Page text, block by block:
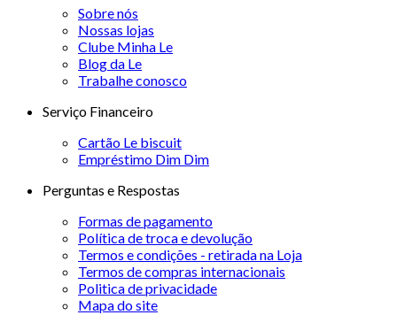
Sobre nós
Nossas lojas
Clube Minha Le
Blog da Le
Trabalhe conosco
Serviço Financeiro
Cartão Le biscuit
Empréstimo Dim Dim
Perguntas e Respostas
Formas de pagamento
Política de troca e devolução
Termos e condições - retirada na Loja
Termos de compras internacionais
Politica de privacidade
Mapa do site